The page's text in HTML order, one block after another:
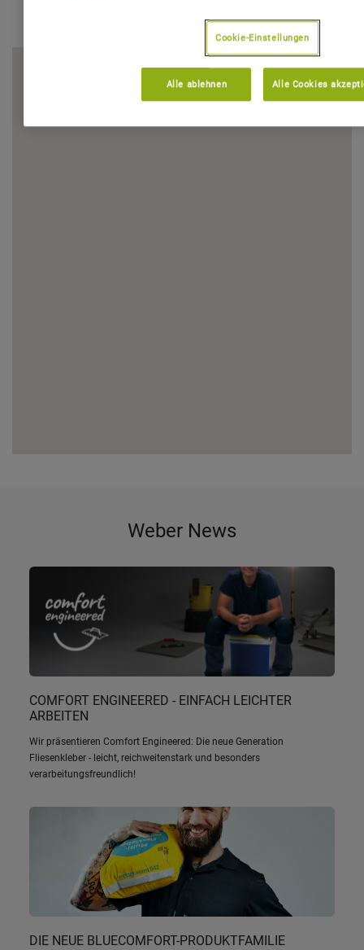
Weber News
COMFORT ENGINEERED - EINFACH LEICHTER
ARBEITEN
Wir präsentieren Comfort Engineered: Die neue Generation
Fliesenkleber - leicht, reichweitenstark und besonders
verarbeitungsfreundlich!
DIE NEUE BLUECOMFORT-PRODUKTFAMILIE
Cookie-Einstellungen
Alle ablehnen Alle Cookies